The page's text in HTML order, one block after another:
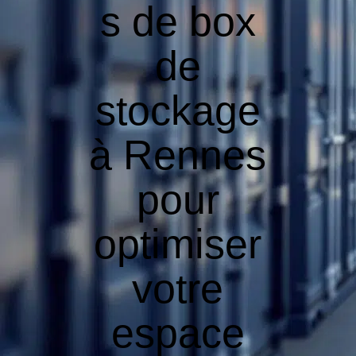
s de box
de
stockage
à Rennes
pour
optimiser
votre
espace